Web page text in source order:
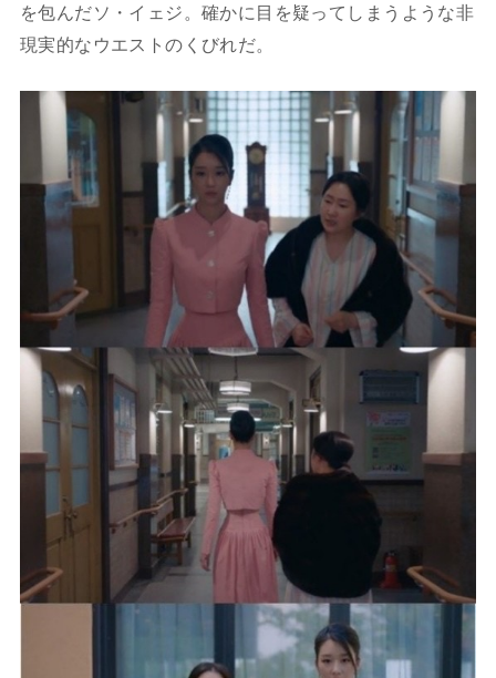
を包んだソ・イェジ。確かに目を疑ってしまうような非
現実的なウエストのくびれだ。